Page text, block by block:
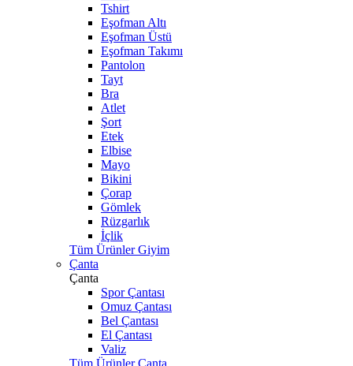
Tshirt
Eşofman Altı
Eşofman Üstü
Eşofman Takımı
Pantolon
Tayt
Bra
Atlet
Şort
Etek
Elbise
Mayo
Bikini
Çorap
Gömlek
Rüzgarlık
İçlik
Tüm Ürünler Giyim
Çanta
Çanta
Spor Çantası
Omuz Çantası
Bel Çantası
El Çantası
Valiz
Tüm Ürünler Çanta